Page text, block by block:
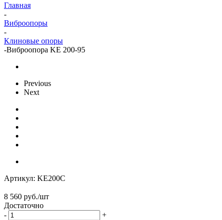
Главная
-
Виброопоры
-
Клиновые опоры
-Виброопора KE 200-95
Previous
Next
Артикул: KE200C
8 560 руб./шт
Достаточно
-
+